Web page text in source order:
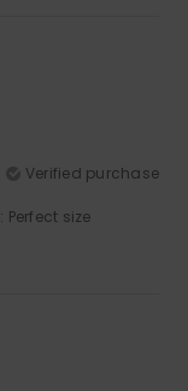
Verified purchase
: Perfect size